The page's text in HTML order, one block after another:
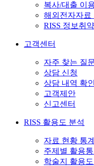
복사/대출 이
해외전자자료
RISS 정보취
고객센터
자주 찾는 질
상담 신청
상담 내역 확인
고객제안
신고센터
RISS 활용도 분석
자료 현황 통계
주제별 활용
학술지 활용